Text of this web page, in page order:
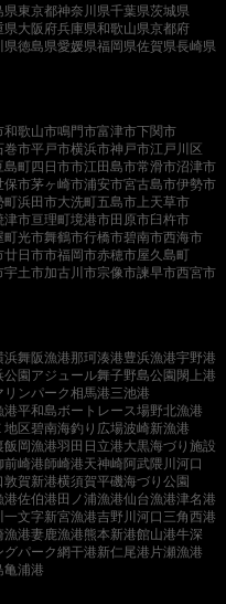
県東京都神奈川県千葉県茨城県
県大阪府兵庫県和歌山県京都府
県徳島県愛媛県福岡県佐賀県長崎県
和歌山市鳴門市富津市下関市
巻市平戸市横浜市神戸市江戸川区
島町四日市市江田島市常滑市沼津市
保市茅ヶ崎市浦安市宮古島市伊勢市
町浜田市大洗町五島市 上天草市
津市亘理町境港市田原市臼杵市
町光市舞鶴市行橋市碧南市西海市
廿日市市福岡市赤穂市屋久島町
宇土市加古川市宗像市諫早市西宮市
浜舞阪漁港那珂湊港豊浜漁港宇野港
公園アジュール舞子野島公園閖上港
リンパーク相馬港三池港
港平和島ボートレース場野北漁港
地区碧南海釣り広場波崎新漁港
飯岡漁港羽田 日立港大黒海づり施設
前崎港師崎港天神崎阿武隈川河口
敦賀新港横須賀平磯海づり公園
港佐伯港田ノ浦漁港仙台漁港津名港
一文字新宮漁港吉野川河口 三角西港
漁港妻鹿漁港熊本新港館山港牛深
グパーク網干港新仁尾港 片瀬漁港
亀浦港